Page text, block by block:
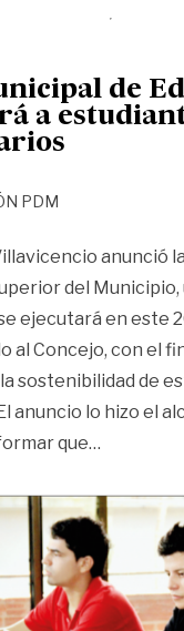
de
a
PDM
anunció
del Municipio,
ejecutará en este
al Concejo, con el
sostenibilidad de
anuncio lo hizo el
que…